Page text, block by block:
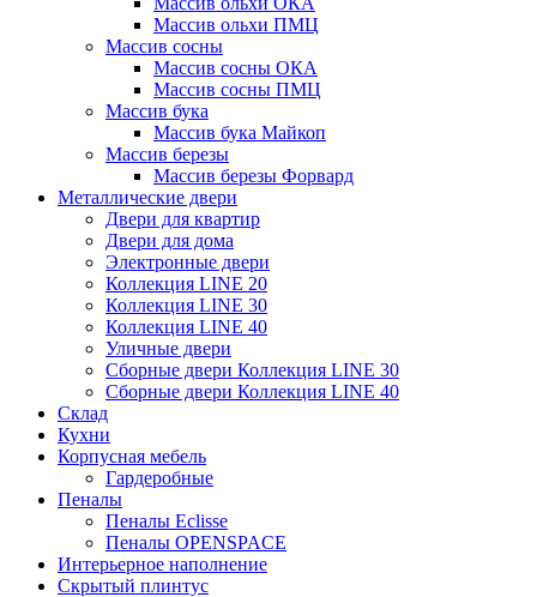
Массив ольхи ПМЦ
Массив сосны
Массив сосны ОКА
Массив сосны ПМЦ
Массив бука
Массив бука Майкоп
Массив березы
Массив березы Форвард
Металлические двери
Двери для квартир
Двери для дома
Электронные двери
Коллекция LINE 20
Коллекция LINE 30
Коллекция LINE 40
Уличные двери
Сборные двери Коллекция LINE 30
Сборные двери Коллекция LINE 40
Склад
Кухни
Корпусная мебель
Гардеробные
Пеналы
Пеналы Eclisse
Пеналы OPENSPACE
Интерьерное наполнение
Скрытый плинтус